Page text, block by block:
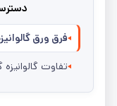
فرق ورق
تفاوت